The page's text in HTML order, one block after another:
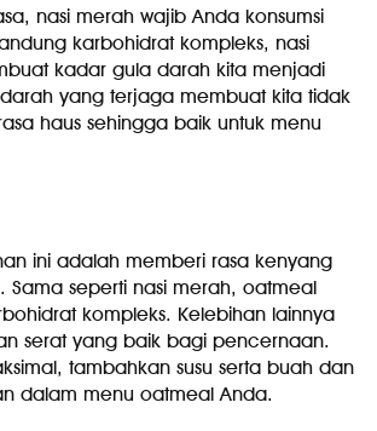
nasi merah wajib Anda konsumsi
karbohidrat kompleks, nasi
kadar gula darah kita menjadi
yang terjaga membuat kita tidak
haus sehingga baik untuk menu
ini adalah memberi rasa kenyang
Sama seperti nasi merah, oatmeal
kompleks. Kelebihan lainnya
serat yang baik bagi pencernaan.
tambahkan susu serta buah dan
dalam menu oatmeal Anda.